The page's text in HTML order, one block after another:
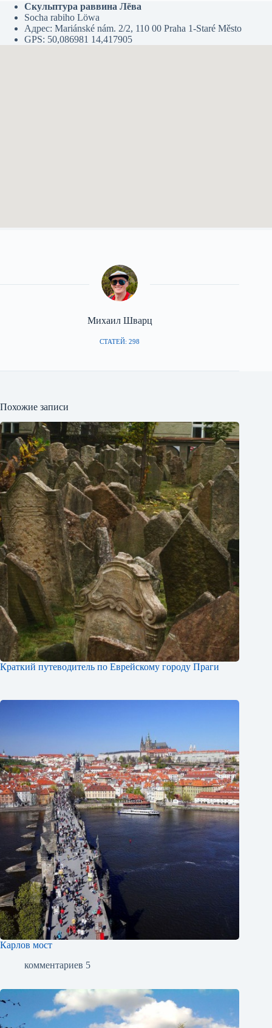
Скульптура раввина Лёва
Socha rabiho Löwa
Адрес: Mariánské nám. 2/2, 110 00 Praha 1-Staré Město
GPS: 50,086981 14,417905
Михаил Шварц
СТАТЕЙ: 298
Похожие записи
Краткий путеводитель по Еврейскому городу Праги
Карлов мост
комментариев 5